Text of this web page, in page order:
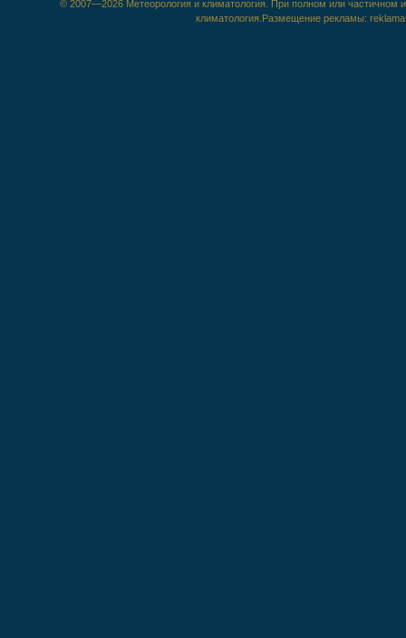
© 2007—2026 Метеорология и климатология. При полном или частичном
климатология.Размещение рекламы: